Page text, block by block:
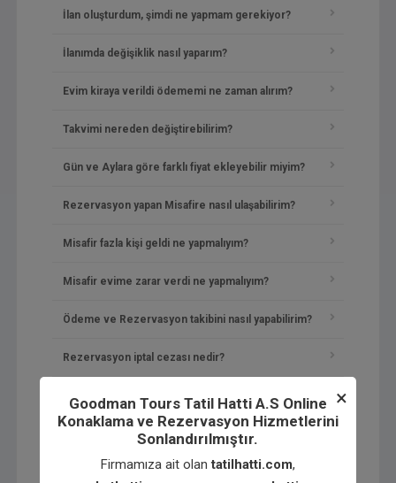
İlan oluşturdum, şimdi ne yapmam gerekiyor?
İlanımda değişiklik nasıl yaparım?
Evim kiraya verildi ödememi ne zaman alırım?
Takvimi nereden değiştirebilirim?
Gün ve Aylara göre farklı fiyat ekleyebilir miyim?
Rezervasyon yapan Misafire nasıl ulaşabilirim?
Misafir fazla kişi geldi ne yapmalıyım?
Misafir evime zarar verdi ne yapmalıyım?
Ödeme ve Rezervasyon takibini nasıl yapabilirim?
Rezervasyon iptal cezası nedir?
Hesabım askıya alınmış ilanım yayınlanmıyor.
Onaylanmış Rezervasyonda değişiklik yapabilir miyim?
×
Goodman Tours Tatil Hatti A.S Online
Konaklama ve Rezervasyon Hizmetlerini
Sonlandırılmıştır.
Firmamıza ait olantatilhatti.com,